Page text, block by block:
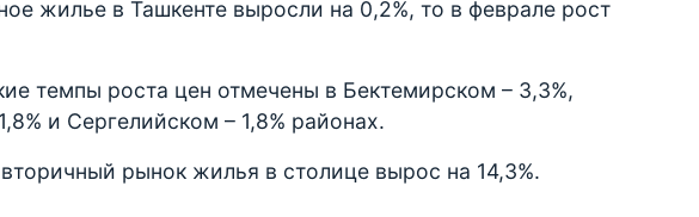
жилье в Ташкенте выросли на 0,2%, то в феврале рост
темпы роста цен отмечены в Бектемирском – 3,3%,
и Сергелийском – 1,8% районах.
рынок жилья в столице вырос на 14,3%.